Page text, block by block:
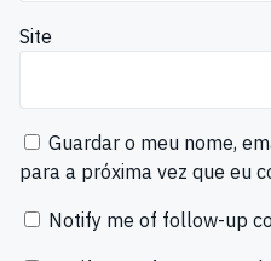
Site
Guardar o meu nome,
para a próxima vez que eu
Notify me of follow-up